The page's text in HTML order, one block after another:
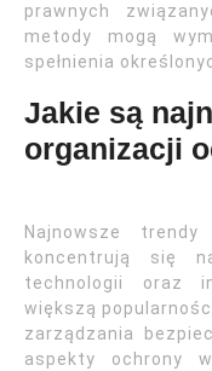
prawnych
metody mogą
spełnienia
Jakie są
organizacji
Najnowsze
koncentrują się
technologii oraz
większą
zarządzania
aspekty ochrony